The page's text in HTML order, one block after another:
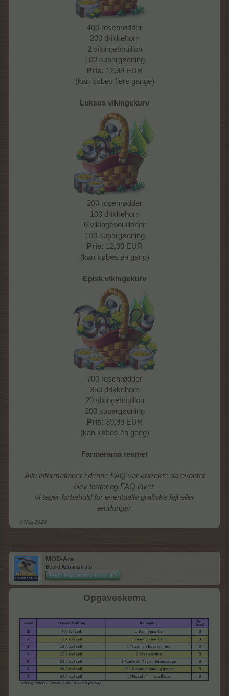
400 rosenrødder
200 drikkehorn
2 vikingebouillon
100 supergødning
Pris: 12,99 EUR
(kan købes flere gange)
Luksus vikingekurv
200 rosenrødder
100 drikkehorn
6 vikingebouilloner
100 supergødning
Pris: 12,99 EUR
(kan købes én gang)
Episk vikingekurv
700 rosenrødder
350 drikkehorn
20 vikingebouillon
200 supergødning
Pris: 39,99 EUR
(kan købes én gang)
Farmerama teamet
Alle informationer i denne FAQ var korrekte da eventet
blev testet og FAQ lavet,
vi tager forbehold for eventuelle grafiske fejl eller
ændringer.
9 Maj 2023
MOD-Ara
Board Administrator
Team Farmerama DA & NO
Opgaveskema